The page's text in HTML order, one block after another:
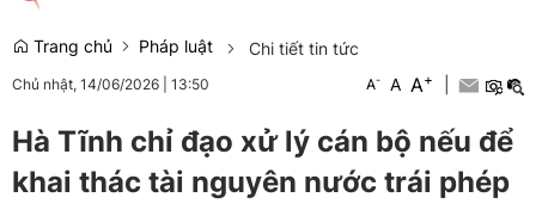
Trang chủ Pháp luật Chi tiết tin tức
Chủ nhật, 14/06/2026 13:50 A- A A+
Hà Tĩnh chỉ đạo xử lý cán bộ nếu để
khai thác tài nguyên nước trái phép